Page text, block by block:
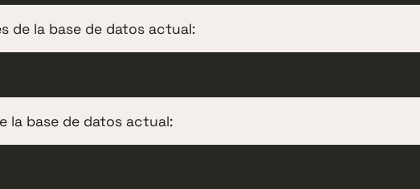
de la base de datos actual:
la base de datos actual: